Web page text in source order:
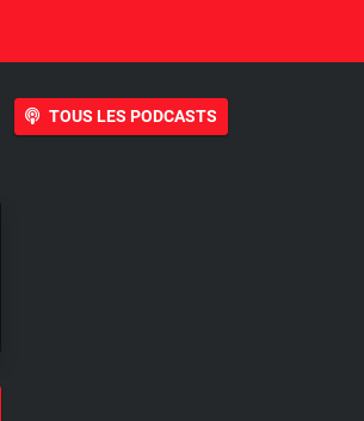
TOUS LES PODCASTS